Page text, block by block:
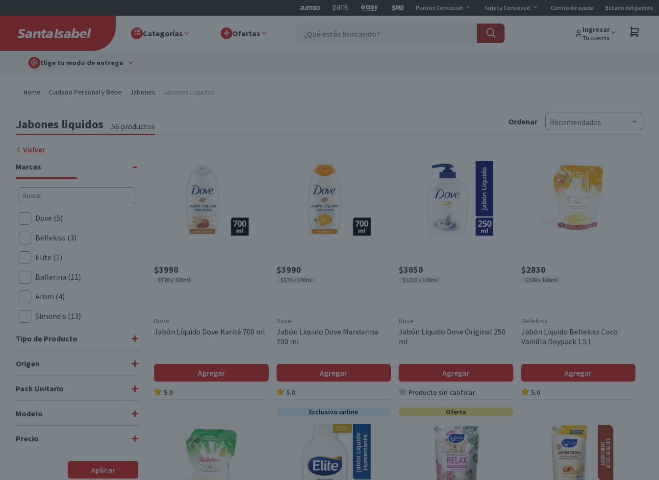
Puntos Cencosud Tarjeta Cencosud Centro de ayuda Estado del pedido
Categorías Ofertas Ingresar
Tu cuenta
Elige tu modo de entrega
Home Cuidado Personal y Bebe Jabones Jabones Liquidos
Jabones liquidos 56 productos Ordenar Recomendados
Volver
Marcas
-
Dove (5)
Bellekiss (3)
Elite (1)
Ballerina (11)
Arom (4)
Simond's (13)
Kadus(3)
Familand(1)
Dermocream
Palmolive
(1)
Tipo de Producto +
Jabones
Jabones Líquidos
Origen +
Nacional
Importado
Pack Unitario +
Pack
Modelo +
Naturals Camelia
(1)
Precio +
Aplicar
$3990
$570 x 100ml
Dove
Jabón Líquido Dove Karité 700 ml
Agregar
5.0
$3990
$570 x 100ml
Dove
Jabón Líquido Dove Mandarina
700 ml
Agregar
5.0
$3050
$1220 x 100ml
Dove
Jabón Líquido Dove Original 250
ml
Agregar
Producto sin calificar
$2830
$189 x 100ml
Bellekiss
Jabón Líquido Bellekiss Coco
Vainilla Doypack 1.5 L
Agregar
5.0
Exclusivo online Oferta